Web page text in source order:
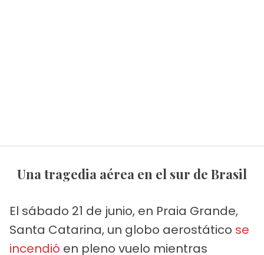
Una tragedia aérea en el sur de Brasil
El sábado 21 de junio, en Praia Grande,
Santa Catarina, un globo aerostático se
incendió en pleno vuelo mientras